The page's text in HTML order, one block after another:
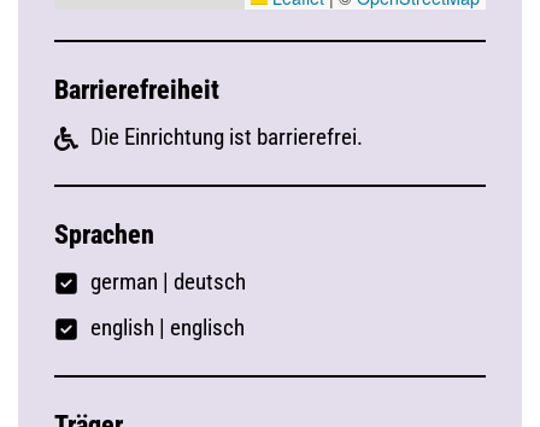
Barrierefreiheit
Die Einrichtung ist barrierefrei.
Sprachen
german | deutsch
english | englisch